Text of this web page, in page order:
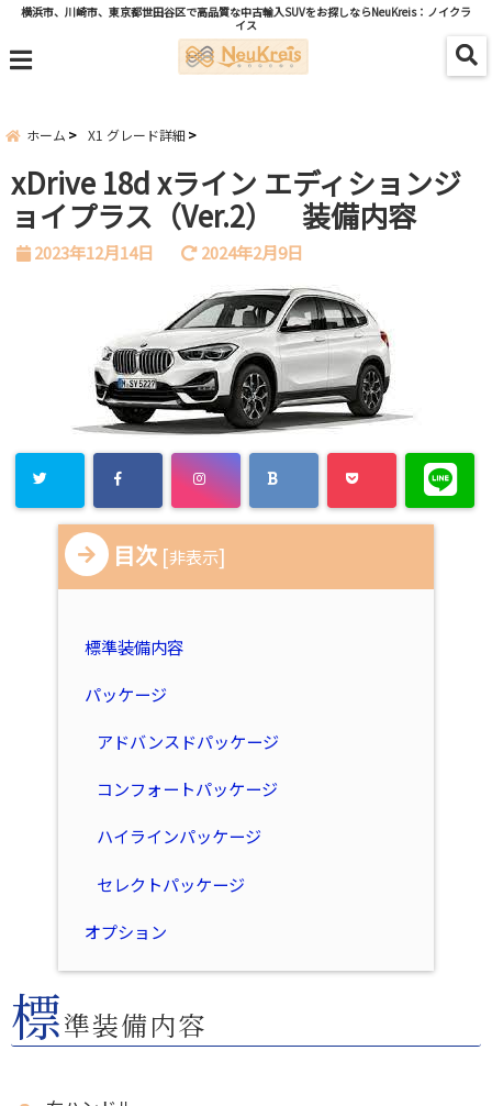
横浜市、川崎市、東京都世田谷区で高品質な中古輸入SUVをお探しならNeuKreis：ノイクラ
イス
menu
ホーム X1 グレード詳細
xDrive 18d xライン エディションジ
ョイプラス（Ver.2） 装備内容
2023年12月14日 2024年2月9日
目次 [非表示]
標準装備内容
パッケージ
アドバンスドパッケージ
コンフォートパッケージ
ハイラインパッケージ
セレクトパッケージ
オプション
標準装備内容